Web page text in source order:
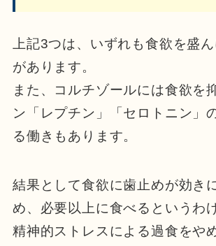
上記3つは、いずれも食欲を盛
があります。
また、コルチゾールには食欲を
ン「レプチン」「セロトニン」
る働きもあります。
結果として食欲に歯止めが効き
め、必要以上に食べるというわ
精神的ストレスによる過食をや